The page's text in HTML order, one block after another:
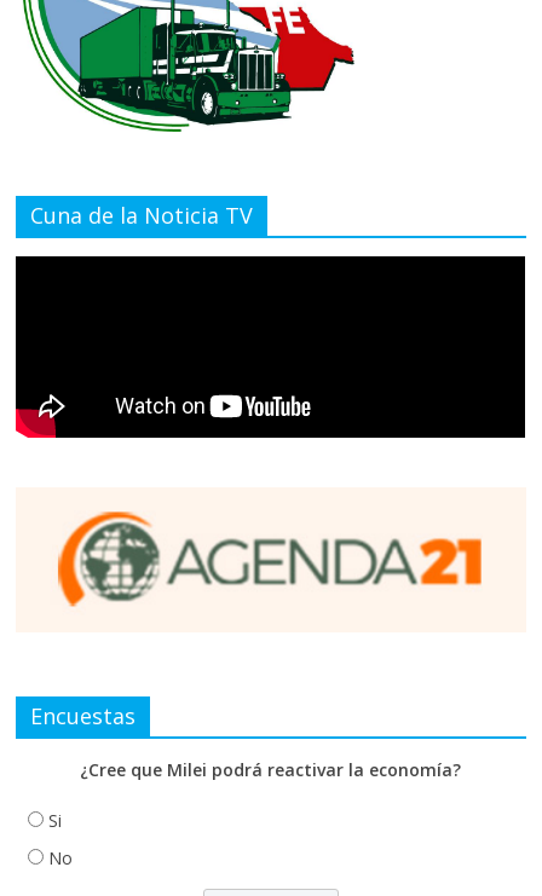
Cuna de la Noticia TV
Encuestas
¿Cree que Milei podrá reactivar la economía?
Si
No